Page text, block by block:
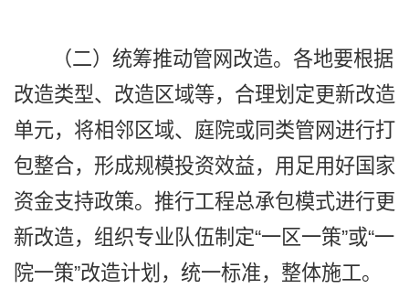
（二）统筹推动管网改造。各地要根据
改造类型、改造区域等，合理划定更新改造
单元，将相邻区域、庭院或同类管网进行打
包整合，形成规模投资效益，用足用好国家
资金支持政策。推行工程总承包模式进行更
新改造，组织专业队伍制定“一区一策”或“一
院一策”改造计划，统一标准，整体施工。